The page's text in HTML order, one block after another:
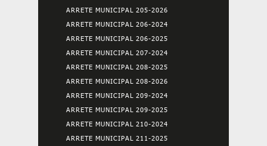
ARRETE MUNICIPAL 205-2026
ARRETE MUNICIPAL 206-2024
ARRETE MUNICIPAL 206-2025
ARRETE MUNICIPAL 207-2024
ARRETE MUNICIPAL 208-2025
ARRETE MUNICIPAL 208-2026
ARRETE MUNICIPAL 209-2024
ARRETE MUNICIPAL 209-2025
ARRETE MUNICIPAL 210-2024
ARRETE MUNICIPAL 211-2025